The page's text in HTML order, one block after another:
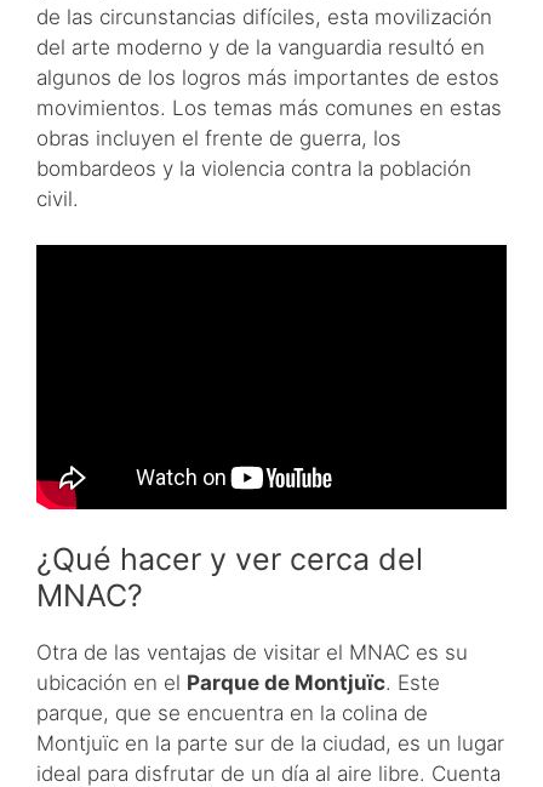
de las circunstancias difíciles, esta movilización
del arte moderno y de la vanguardia resultó en
algunos de los logros más importantes de estos
movimientos. Los temas más comunes en estas
obras incluyen el frente de guerra, los
bombardeos y la violencia contra la población
civil.
¿Qué hacer y ver cerca del
MNAC?
Otra de las ventajas de visitar el MNAC es su
ubicación en el Parque de Montjuïc. Este
parque, que se encuentra en la colina de
Montjuïc en la parte sur de la ciudad, es un lugar
ideal para disfrutar de un día al aire libre. Cuenta